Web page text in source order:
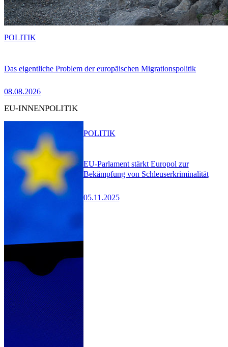
Das eigentliche Problem der europäischen Migrationspolitik
08.08.2026
POLITIK
EU-INNENPOLITIK
EU-Parlament stärkt Europol zur
Bekämpfung von Schleuserkriminalität
05.11.2025
POLITIK